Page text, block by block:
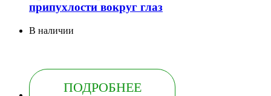
припухлости вокруг глаз
В наличии
ПОДРОБНЕЕ